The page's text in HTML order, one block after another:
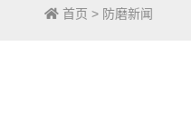
首页 > 防磨新闻